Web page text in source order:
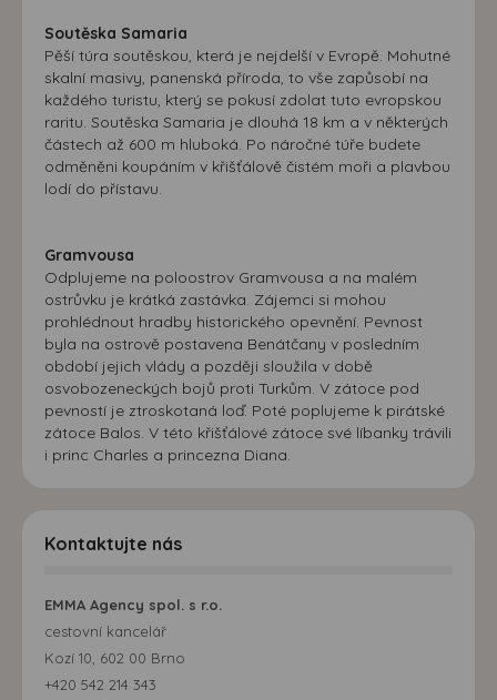
Soutěska Samaria
Pěší túra soutěskou, která je nejdelší v Evropě. Mohutné
skalní masivy, panenská příroda, to vše zapůsobí na
každého turistu, který se pokusí zdolat tuto evropskou
raritu. Soutěska Samaria je dlouhá 18 km a v některých
částech až 600 m hluboká. Po náročné túře budete
odměněni koupáním v křišťálově čistém moři a plavbou
lodí do přístavu.
Gramvousa
Odplujeme na poloostrov Gramvousa a na malém
ostrůvku je krátká zastávka. Zájemci si mohou
prohlédnout hradby historického opevnění. Pevnost
byla na ostrově postavena Benátčany v posledním
období jejich vlády a později sloužila v době
osvobozeneckých bojů proti Turkům. V zátoce pod
pevností je ztroskotaná loď. Poté poplujeme k pirátské
zátoce Balos. V této křišťálové zátoce své líbanky trávili
i princ Charles a princezna Diana.
Kontaktujte nás
EMMA Agency spol. s r.o.
cestovní kancelář
Kozí 10, 602 00 Brno
+420 542 214 343